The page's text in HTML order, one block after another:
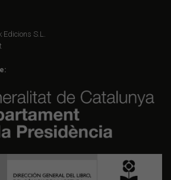
S.L.